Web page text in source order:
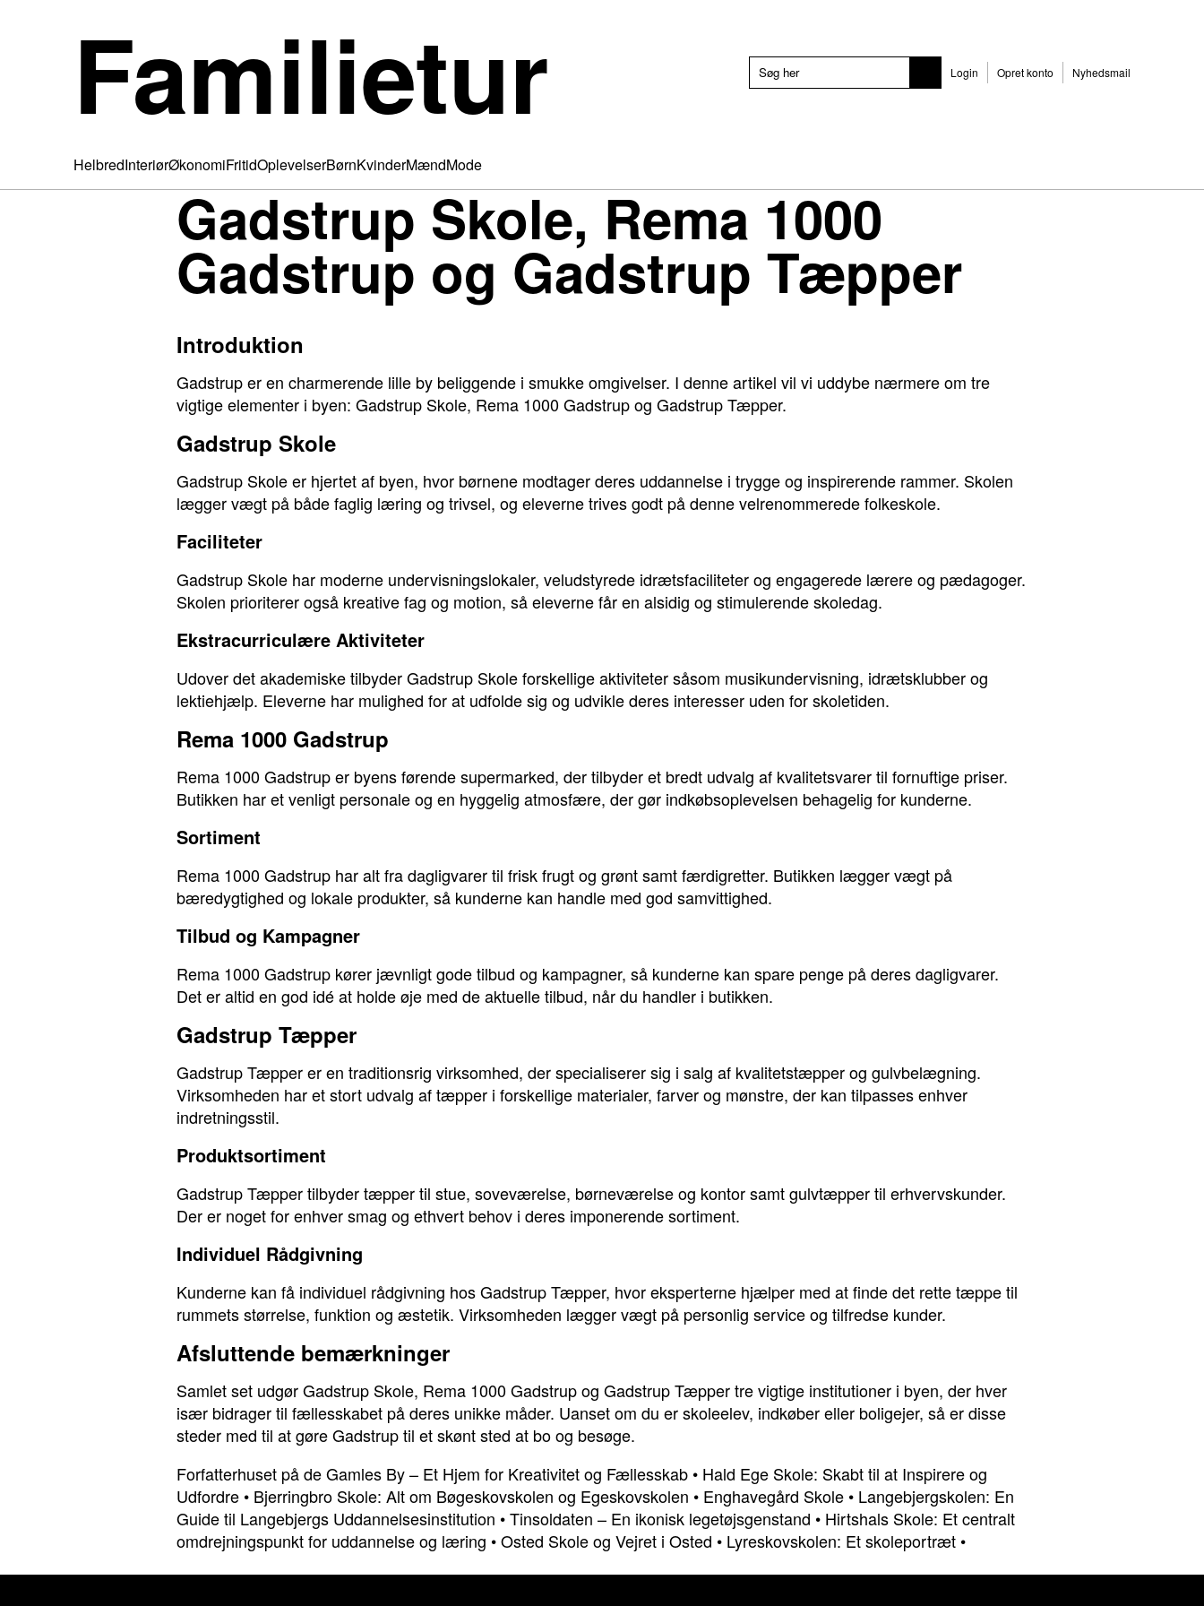
Familietur Login Opret konto Nyhedsmail
HelbredInteriørØkonomiFritidOplevelserBørnKvinderMændMode
Gadstrup Skole, Rema 1000
Gadstrup og Gadstrup Tæpper
Introduktion
Gadstrup er en charmerende lille by beliggende i smukke omgivelser. I denne artikel vil vi uddybe nærmere om tre
vigtige elementer i byen: Gadstrup Skole, Rema 1000 Gadstrup og Gadstrup Tæpper.
Gadstrup Skole
Gadstrup Skole er hjertet af byen, hvor børnene modtager deres uddannelse i trygge og inspirerende rammer. Skolen
lægger vægt på både faglig læring og trivsel, og eleverne trives godt på denne velrenommerede folkeskole.
Faciliteter
Gadstrup Skole har moderne undervisningslokaler, veludstyrede idrætsfaciliteter og engagerede lærere og pædagoger.
Skolen prioriterer også kreative fag og motion, så eleverne får en alsidig og stimulerende skoledag.
Ekstracurriculære Aktiviteter
Udover det akademiske tilbyder Gadstrup Skole forskellige aktiviteter såsom musikundervisning, idrætsklubber og
lektiehjælp. Eleverne har mulighed for at udfolde sig og udvikle deres interesser uden for skoletiden.
Rema 1000 Gadstrup
Rema 1000 Gadstrup er byens førende supermarked, der tilbyder et bredt udvalg af kvalitetsvarer til fornuftige priser.
Butikken har et venligt personale og en hyggelig atmosfære, der gør indkøbsoplevelsen behagelig for kunderne.
Sortiment
Rema 1000 Gadstrup har alt fra dagligvarer til frisk frugt og grønt samt færdigretter. Butikken lægger vægt på
bæredygtighed og lokale produkter, så kunderne kan handle med god samvittighed.
Tilbud og Kampagner
Rema 1000 Gadstrup kører jævnligt gode tilbud og kampagner, så kunderne kan spare penge på deres dagligvarer.
Det er altid en god idé at holde øje med de aktuelle tilbud, når du handler i butikken.
Gadstrup Tæpper
Gadstrup Tæpper er en traditionsrig virksomhed, der specialiserer sig i salg af kvalitetstæpper og gulvbelægning.
Virksomheden har et stort udvalg af tæpper i forskellige materialer, farver og mønstre, der kan tilpasses enhver
indretningsstil.
Produktsortiment
Gadstrup Tæpper tilbyder tæpper til stue, soveværelse, børneværelse og kontor samt gulvtæpper til erhvervskunder.
Der er noget for enhver smag og ethvert behov i deres imponerende sortiment.
Individuel Rådgivning
Kunderne kan få individuel rådgivning hos Gadstrup Tæpper, hvor eksperterne hjælper med at finde det rette tæppe til
rummets størrelse, funktion og æstetik. Virksomheden lægger vægt på personlig service og tilfredse kunder.
Afsluttende bemærkninger
Samlet set udgør Gadstrup Skole, Rema 1000 Gadstrup og Gadstrup Tæpper tre vigtige institutioner i byen, der hver
især bidrager til fællesskabet på deres unikke måder. Uanset om du er skoleelev, indkøber eller boligejer, så er disse
steder med til at gøre Gadstrup til et skønt sted at bo og besøge.
Forfatterhuset på de Gamles By – Et Hjem for Kreativitet og Fællesskab • Hald Ege Skole: Skabt til at Inspirere og
Udfordre • Bjerringbro Skole: Alt om Bøgeskovskolen og Egeskovskolen • Enghavegård Skole • Langebjergskolen: En
Guide til Langebjergs Uddannelsesinstitution •Tinsoldaten – En ikonisk legetøjsgenstand • Hirtshals Skole: Et centralt
omdrejningspunkt for uddannelse og læring •Osted Skole og Vejret i Osted • Lyreskovskolen: Et skoleportræt •